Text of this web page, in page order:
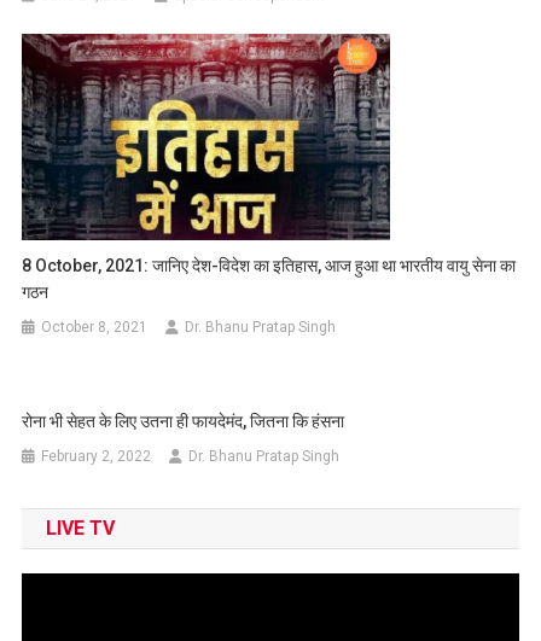
8 October, 2021: जानिए देश-विदेश का इतिहास, आज हुआ था भारतीय वायु सेना का
गठन
October 8, 2021 Dr. Bhanu Pratap Singh
रोना भी सेहत के लिए उतना ही फायदेमंद, जितना कि हंसना
February 2, 2022 Dr. Bhanu Pratap Singh
LIVE TV